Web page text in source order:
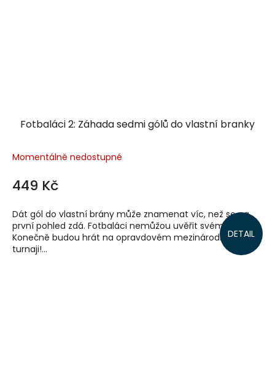
Fotbaláci 2: Záhada sedmi gólů do vlastní branky
Momentálně nedostupné
449 Kč
DETAIL
Dát gól do vlastní brány může znamenat víc, než se na
první pohled zdá. Fotbaláci nemůžou uvěřit svému štěstí.
Konečně budou hrát na opravdovém mezinárodním
turnaji!...